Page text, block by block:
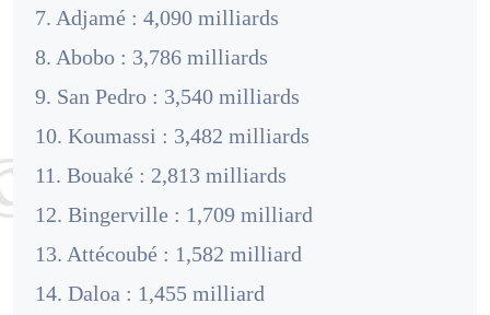
7. Adjamé : 4,090 milliards
8. Abobo : 3,786 milliards
9. San Pedro : 3,540 milliards
10. Koumassi : 3,482 milliards
11. Bouaké : 2,813 milliards
12. Bingerville : 1,709 milliard
13. Attécoubé : 1,582 milliard
14. Daloa : 1,455 milliard